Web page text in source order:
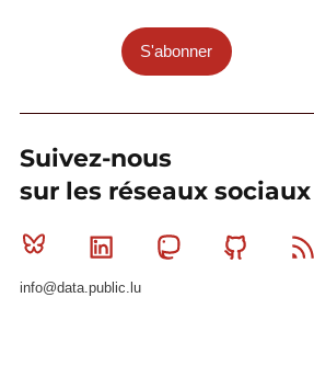
S'abonner
Suivez-nous
sur les réseaux sociaux
Bluesky Linkedin MastodonGithub
info@data.public.lu